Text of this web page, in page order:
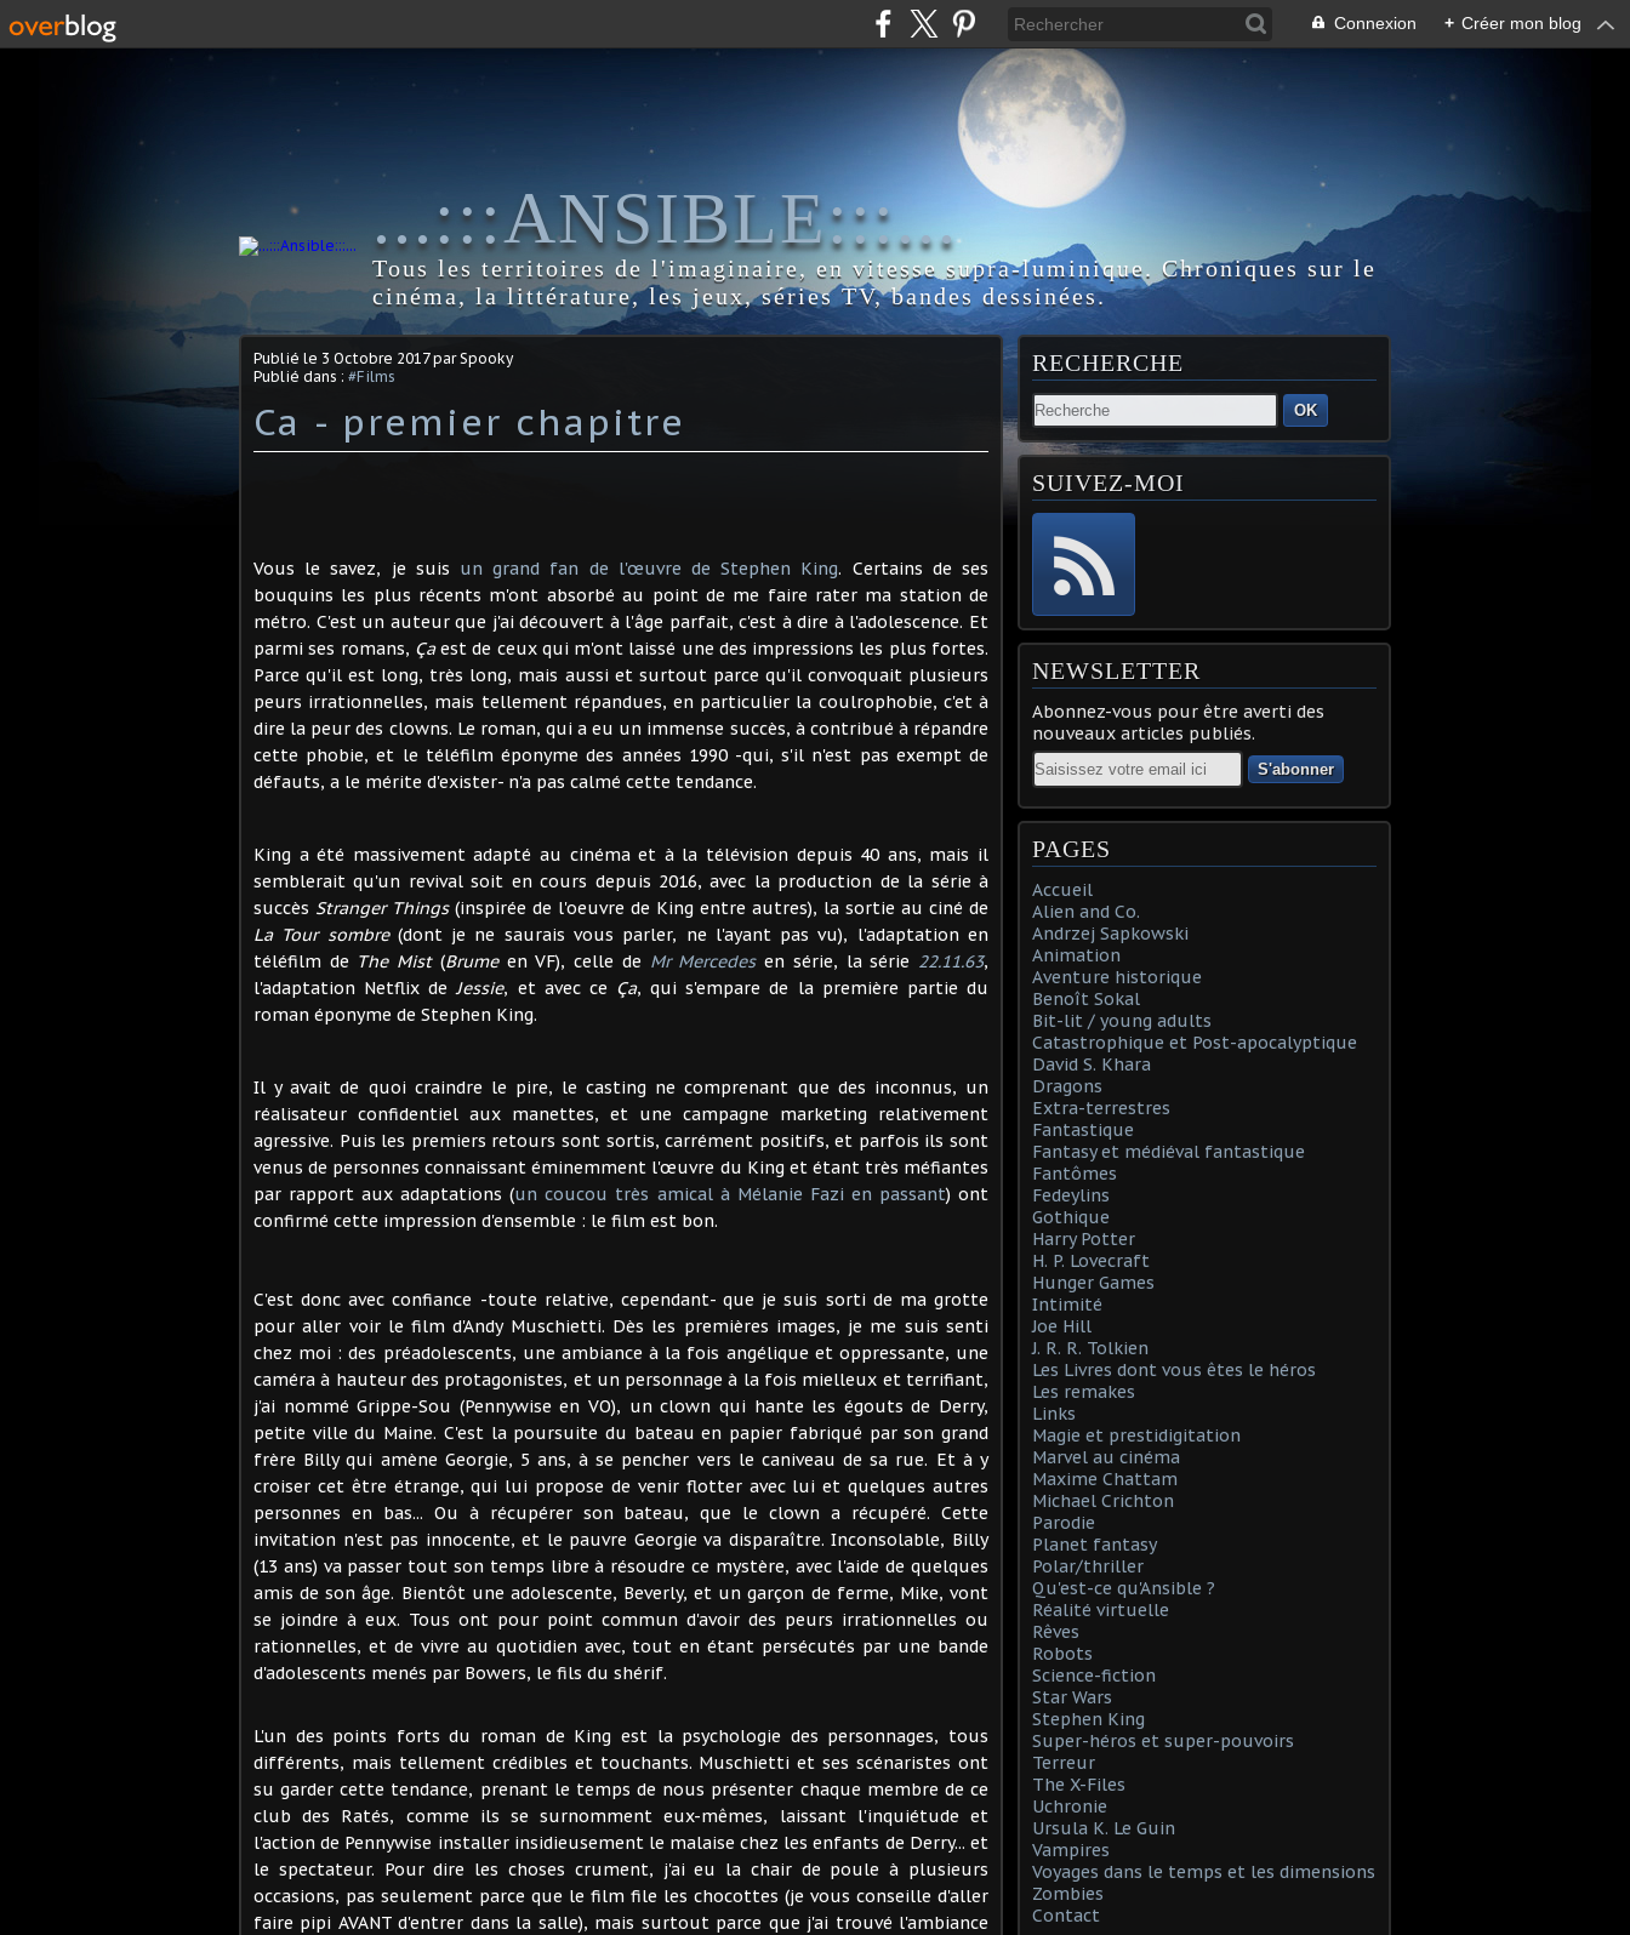
Connexion + Créer mon blog
...:::ANSIBLE:::...
Tous les territoires de l'imaginaire, en vitesse supra-luminique. Chroniques sur le
cinéma, la littérature, les jeux, séries TV, bandes dessinées.
Publié le 3 Octobre 2017par Spooky
Publié dans : #Films
Ca - premier chapitre
Vous le savez, je suis un grand fan de l'œuvre de Stephen King. Certains de ses
bouquins les plus récents m'ont absorbé au point de me faire rater ma station de
métro. C'est un auteur que j'ai découvert à l'âge parfait, c'est à dire à l'adolescence. Et
parmi ses romans, Çaest de ceux qui m'ont laissé une des impressions les plus fortes.
Parce qu'il est long, très long, mais aussi et surtout parce qu'il convoquait plusieurs
peurs irrationnelles, mais tellement répandues, en particulier la coulrophobie, c'et à
dire la peur des clowns. Le roman, qui a eu un immense succès, à contribué à répandre
cette phobie, et le téléfilm éponyme des années 1990 -qui, s'il n'est pas exempt de
défauts, a le mérite d'exister- n'a pas calmé cette tendance.
King a été massivement adapté au cinéma et à la télévision depuis 40 ans, mais il
semblerait qu'un revival soit en cours depuis 2016, avec la production de la série à
succès Stranger Things(inspirée de l'oeuvre de King entre autres), la sortie au ciné de
La Tour sombre (dont je ne saurais vous parler, ne l'ayant pas vu), l'adaptation en
téléfilm de The Mist (Brumeen VF), celle de Mr Mercedes en série, la série 22.11.63,
l'adaptation Netflix deJessie, et avec ce Ça, qui s'empare de la première partie du
roman éponyme de Stephen King.
Il y avait de quoi craindre le pire, le casting ne comprenant que des inconnus, un
réalisateur confidentiel aux manettes, et une campagne marketing relativement
agressive. Puis les premiers retours sont sortis, carrément positifs, et parfois ils sont
venus de personnes connaissant éminemment l'œuvre du King et étant très méfiantes
par rapport aux adaptations (un coucou très amical à Mélanie Fazi en passant) ont
confirmé cette impression d'ensemble : le film est bon.
C'est donc avec confiance -toute relative, cependant- que je suis sorti de ma grotte
pour aller voir le film d'Andy Muschietti. Dès les premières images, je me suis senti
chez moi : des préadolescents, une ambiance à la fois angélique et oppressante, une
caméra à hauteur des protagonistes, et un personnage à la fois mielleux et terrifiant,
j'ai nommé Grippe-Sou (Pennywise en VO), un clown qui hante les égouts de Derry,
petite ville du Maine. C'est la poursuite du bateau en papier fabriqué par son grand
frère Billy qui amène Georgie, 5 ans, à se pencher vers le caniveau de sa rue. Et à y
croiser cet être étrange, qui lui propose de venir flotter avec lui et quelques autres
personnes en bas... Ou à récupérer son bateau, que le clown a récupéré. Cette
invitation n'est pas innocente, et le pauvre Georgie va disparaître. Inconsolable, Billy
(13 ans) va passer tout son temps libre à résoudre ce mystère, avec l'aide de quelques
amis de son âge. Bientôt une adolescente, Beverly, et un garçon de ferme, Mike, vont
se joindre à eux. Tous ont pour point commun d'avoir des peurs irrationnelles ou
rationnelles, et de vivre au quotidien avec, tout en étant persécutés par une bande
d'adolescents menés par Bowers, le fils du shérif.
L'un des points forts du roman de King est la psychologie des personnages, tous
différents, mais tellement crédibles et touchants. Muschietti et ses scénaristes ont
su garder cette tendance, prenant le temps de nous présenter chaque membre de ce
club des Ratés, comme ils se surnomment eux-mêmes, laissant l'inquiétude et
l'action de Pennywise installer insidieusement le malaise chez les enfants de Derry... et
le spectateur. Pour dire les choses crument, j'ai eu la chair de poule à plusieurs
occasions, pas seulement parce que le film file les chocottes (je vous conseille d'aller
faire pipi AVANT d'entrer dans la salle), mais surtout parce que j'ai trouvé l'ambiance
RECHERCHE
OK
SUIVEZ-MOI
NEWSLETTER
Abonnez-vous pour être averti des
nouveaux articles publiés.
Email
PAGES
Accueil
Alien and Co.
Andrzej Sapkowski
Animation
Aventure historique
Benoît Sokal
Bit-lit / young adults
Catastrophique et Post-apocalyptique
David S. Khara
Dragons
Extra-terrestres
Fantastique
Fantasy et médiéval fantastique
Fantômes
Fedeylins
Gothique
Harry Potter
H. P. Lovecraft
Hunger Games
Intimité
Joe Hill
J. R. R. Tolkien
Les Livres dont vous êtes le héros
Les remakes
Links
Magie et prestidigitation
Marvel au cinéma
Maxime Chattam
Michael Crichton
Parodie
Planet fantasy
Polar/thriller
Qu'est-ce qu'Ansible ?
Réalité virtuelle
Rêves
Robots
Science-fiction
Star Wars
Stephen King
Super-héros et super-pouvoirs
Terreur
The X-Files
Uchronie
Ursula K. Le Guin
Vampires
Voyages dans le temps et les dimensions
Zombies
Contact